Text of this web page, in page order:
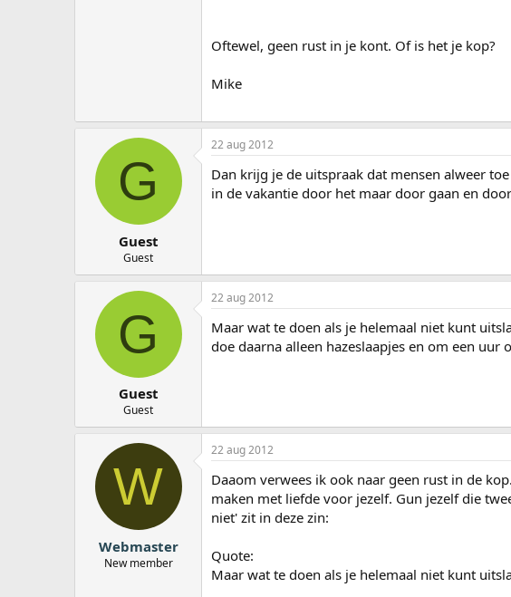
Oftewel, geen rust in je kont. Of is het je kop?
Mike
G
Guest
Guest
22 aug 2012
Dan krijg je de uitspraak dat mensen alweer
in de vakantie door het maar door gaan en
G
Guest
Guest
22 aug 2012
Maar wat te doen als je helemaal niet kunt
doe daarna alleen hazeslaapjes en om een uur
W
Webmaster
New member
22 aug 2012
Daaom verwees ik ook naar geen rust in de
maken met liefde voor jezelf. Gun jezelf die
niet' zit in deze zin:
Quote:
Maar wat te doen als je helemaal niet kunt